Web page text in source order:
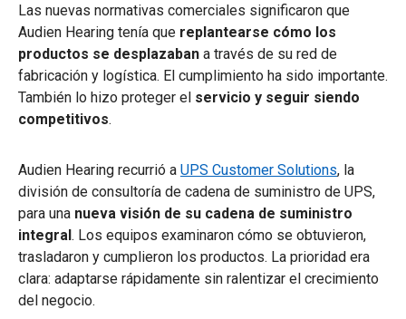
Las nuevas normativas comerciales significaron que
Audien Hearing tenía que replantearse cómo los
productos se desplazaban a través de su red de
fabricación y logística. El cumplimiento ha sido importante.
También lo hizo proteger el servicio y seguir siendo
competitivos.
Audien Hearing recurrió a UPS Customer Solutions, la
división de consultoría de cadena de suministro de UPS,
para una nueva visión de su cadena de suministro
integral. Los equipos examinaron cómo se obtuvieron,
trasladaron y cumplieron los productos. La prioridad era
clara: adaptarse rápidamente sin ralentizar el crecimiento
del negocio.